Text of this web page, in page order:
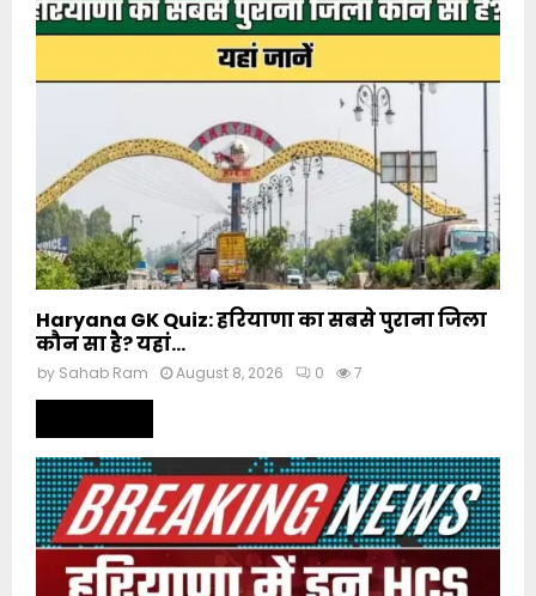
Haryana GK Quiz: हरियाणा का सबसे पुराना जिला
कौन सा है? यहां...
by Sahab Ram August 8, 2026 0 7